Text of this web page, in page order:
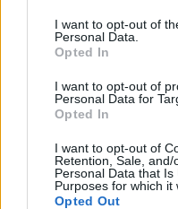
I want to opt-out of
Personal Data.
Opted In
I want to opt-out of
Personal Data for
Opted In
I want to opt-out of
Retention, Sale,
Personal Data that
Purposes for which it
Opted Out